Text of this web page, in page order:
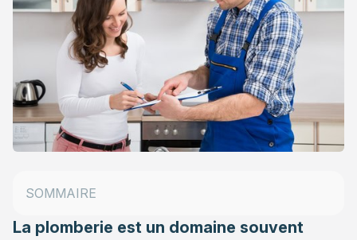
La plomberie est un domaine souvent
SOMMAIRE
La définition du flotteur WC
Comment détecter un problème de fonctionnement
du flotteur ?
Changer le flotteur WC